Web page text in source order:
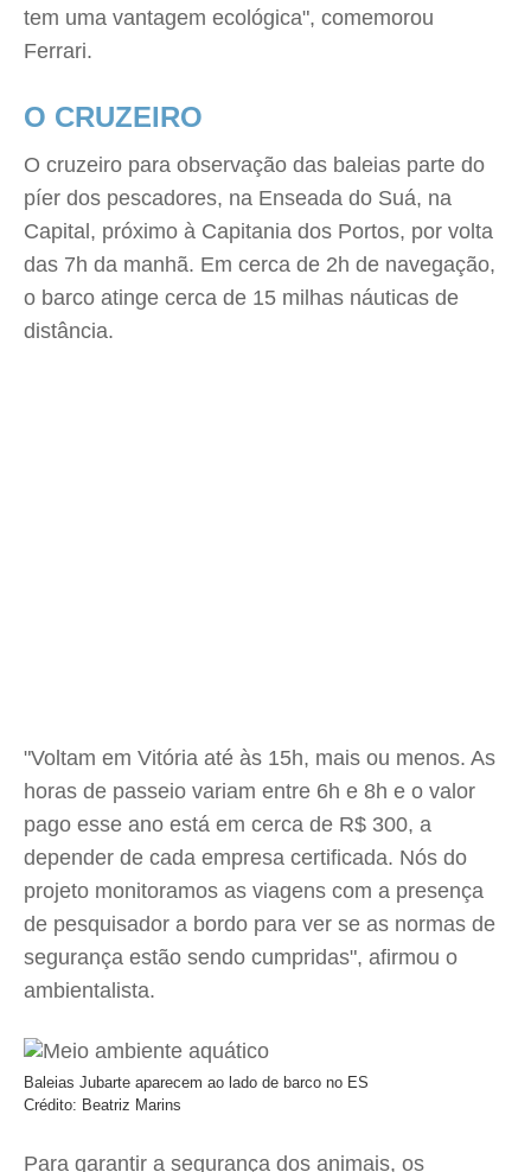
tem uma vantagem ecológica", comemorou
Ferrari.
O CRUZEIRO
O cruzeiro para observação das baleias parte do
píer dos pescadores, na Enseada do Suá, na
Capital, próximo à Capitania dos Portos, por volta
das 7h da manhã. Em cerca de 2h de navegação,
o barco atinge cerca de 15 milhas náuticas de
distância.
"Voltam em Vitória até às 15h, mais ou menos. As
horas de passeio variam entre 6h e 8h e o valor
pago esse ano está em cerca de R$ 300, a
depender de cada empresa certificada. Nós do
projeto monitoramos as viagens com a presença
de pesquisador a bordo para ver se as normas de
segurança estão sendo cumpridas", afirmou o
ambientalista.
Baleias Jubarte aparecem ao lado de barco no ES
Crédito: Beatriz Marins
Para garantir a segurança dos animais, os